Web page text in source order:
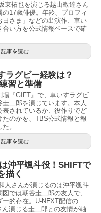
東拓也を演じる越山敬達さん
の17歳俳優。年齢、プロフィ
日さま」などの出演作、車い
合い方を公式情報ベースで確
記事を読む
ラグビー経験は？
習と準備
場『GIFT』で、車いすラグビ
圭二郎を演じています。本人
表されているか、役作りでど
たのかを、TBS公式情報と報
。
記事を読む
沖平颯斗役！SHIFTで
描く
人さんが演じるのは沖平颯斗
では朝谷圭二郎の友人で、
ー的存在。U-NEXT配信の
演じる圭二郎との友情が軸